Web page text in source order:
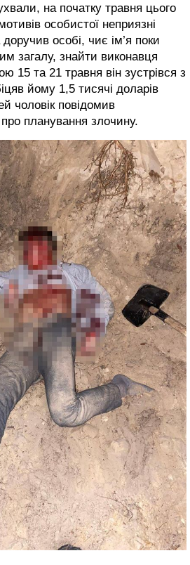
на початку травня цього
особистої неприязні
особі, чиє ім’я поки
загалу, знайти виконавця
15 та 21 травня він зустрівся з
йому 1,5 тисячі доларів
чоловік повідомив
планування злочину.